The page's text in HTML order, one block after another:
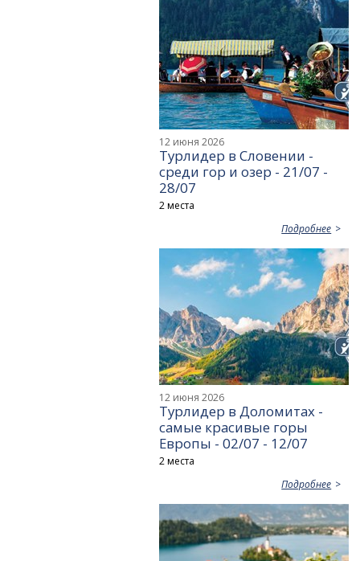
12 июня 2026
Турлидер в Словении -
среди гор и озер - 21/07 -
28/07
2 места
Подробнее
12 июня 2026
Турлидер в Доломитах -
самые красивые горы
Европы - 02/07 - 12/07
2 места
Подробнее